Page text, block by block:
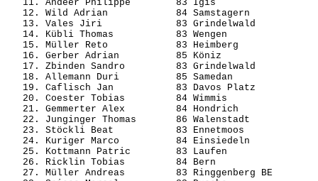
11. Andeer Philippe        83 Igis
12. Wild Adrian            84 Samstagern
13. Vales Jiri             83 Grindelwald
14. Kübli Thomas           83 Wengen
15. Müller Reto            83 Heimberg
16. Gerber Adrian          85 Köniz
17. Zbinden Sandro         83 Grindelwald
18. Allemann Duri          85 Samedan
19. Caflisch Jan           83 Davos Platz
20. Coester Tobias         84 Wimmis
21. Gemmerter Alex         84 Hondrich
22. Junginger Thomas       86 Walenstadt
23. Stöckli Beat           83 Ennetmoos
24. Kuriger Marco          84 Einsiedeln
25. Kottmann Patric        83 Laufen
26. Ricklin Tobias         84 Bern
27. Müller Andreas         83 Ringgenberg BE